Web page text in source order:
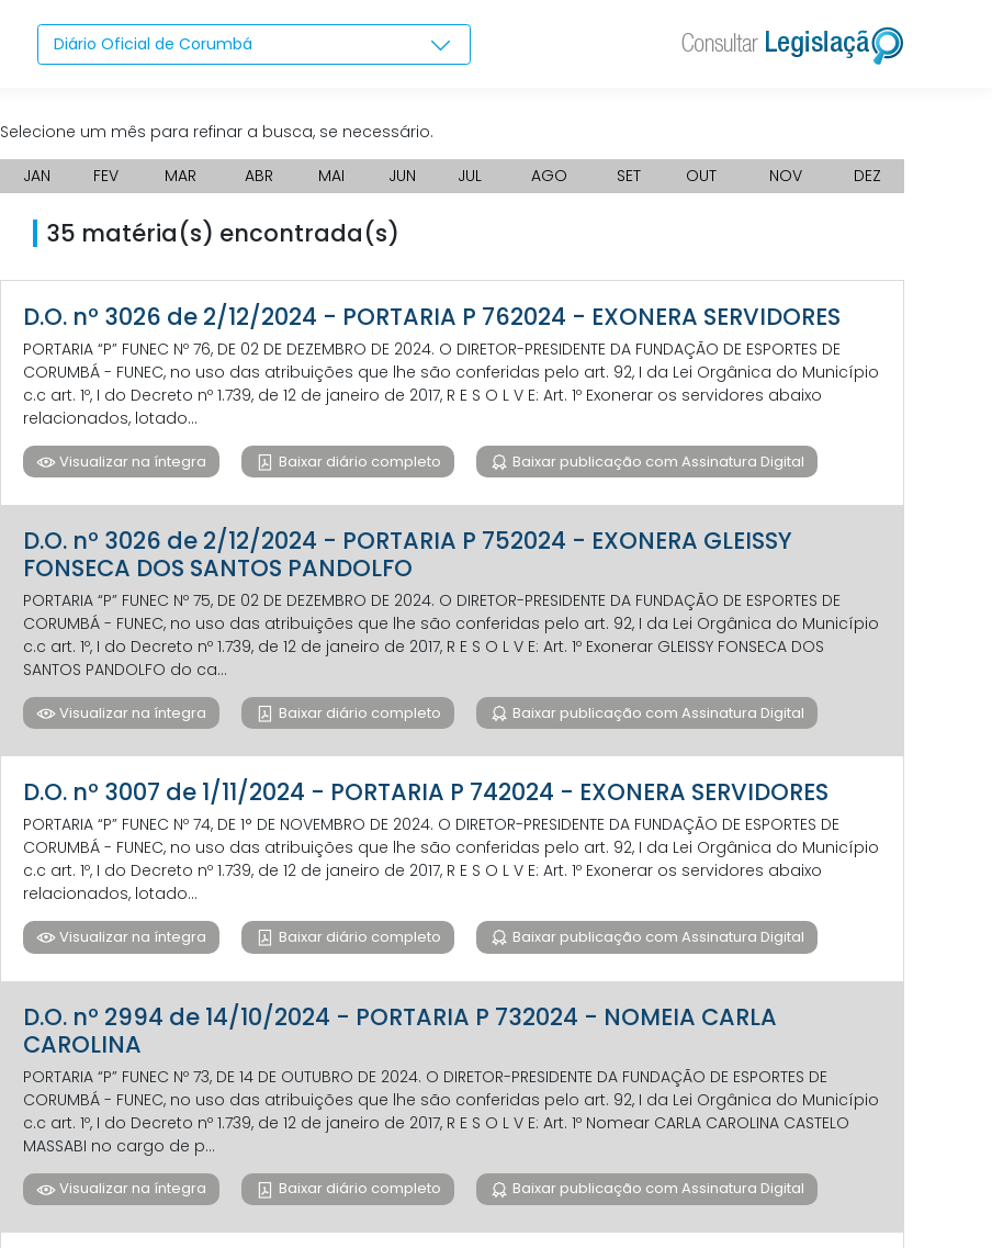
Diário Oficial de Corumbá
Selecione um mês para refinar a busca, se necessário.
JAN
FEV MAR ABR MAI JUN JUL AGO SET OUT NOV DEZ
35 matéria(s) encontrada(s)
D.O. nº 3026 de 2/12/2024 - PORTARIA P 762024 - EXONERA SERVIDORES
PORTARIA “P” FUNEC Nº 76, DE 02 DE DEZEMBRO DE 2024. O DIRETOR-PRESIDENTE DA FUNDAÇÃO DE ESPORTES DE
CORUMBÁ - FUNEC, no uso das atribuições que lhe são conferidas pelo art. 92, I da Lei Orgânica do Município
c.c art. 1º, I do Decreto nº 1.739, de 12 de janeiro de 2017, R E S O L V E: Art. 1º Exonerar os servidores abaixo
relacionados, lotado...
Visualizar na íntegra Baixar diário completo Baixar publicação com Assinatura Digital
D.O. nº 3026 de 2/12/2024 - PORTARIA P 752024 - EXONERA GLEISSY
FONSECA DOS SANTOS PANDOLFO
PORTARIA “P” FUNEC Nº 75, DE 02 DE DEZEMBRO DE 2024. O DIRETOR-PRESIDENTE DA FUNDAÇÃO DE ESPORTES DE
CORUMBÁ - FUNEC, no uso das atribuições que lhe são conferidas pelo art. 92, I da Lei Orgânica do Município
c.c art. 1º, I do Decreto nº 1.739, de 12 de janeiro de 2017, R E S O L V E: Art. 1º Exonerar GLEISSY FONSECA DOS
SANTOS PANDOLFO do ca...
Visualizar na íntegra Baixar diário completo Baixar publicação com Assinatura Digital
D.O. nº 3007 de 1/11/2024 - PORTARIA P 742024 - EXONERA SERVIDORES
PORTARIA “P” FUNEC Nº 74, DE 1° DE NOVEMBRO DE 2024. O DIRETOR-PRESIDENTE DA FUNDAÇÃO DE ESPORTES DE
CORUMBÁ - FUNEC, no uso das atribuições que lhe são conferidas pelo art. 92, I da Lei Orgânica do Município
c.c art. 1º, I do Decreto nº 1.739, de 12 de janeiro de 2017, R E S O L V E: Art. 1º Exonerar os servidores abaixo
relacionados, lotado...
Visualizar na íntegra Baixar diário completo Baixar publicação com Assinatura Digital
D.O. nº 2994 de 14/10/2024 - PORTARIA P 732024 - NOMEIA CARLA
CAROLINA
PORTARIA “P” FUNEC Nº 73, DE 14 DE OUTUBRO DE 2024. O DIRETOR-PRESIDENTE DA FUNDAÇÃO DE ESPORTES DE
CORUMBÁ - FUNEC, no uso das atribuições que lhe são conferidas pelo art. 92, I da Lei Orgânica do Município
c.c art. 1º, I do Decreto nº 1.739, de 12 de janeiro de 2017, R E S O L V E: Art. 1º Nomear CARLA CAROLINA CASTELO
MASSABI no cargo de p...
Visualizar na íntegra Baixar diário completo Baixar publicação com Assinatura Digital